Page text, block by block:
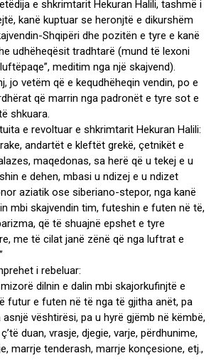
e shkrimtarit Hekuran Halili, tashmë i
kanë kuptuar se heronjtë e dikurshëm
Shqipëri dhe pozitën e tyre e kanë
udhëheqësit tradhtarë (mund të lexoni
meditim nga një skajvend).
jo vetëm që e kequdhëheqin vendin, po e
që marrin nga padronët e tyre sot e
shkuara.
e revoltuar e shkrimtarit Hekuran Halili:
andartët e kleftët grekë, çetnikët e
maqedonas, sa herë që u tekej e u
e dehen, mbasi u ndizej e u ndizet
aziatik ose siberiano-stepor, nga kanë
mbi skajvendin tim, futeshin e futen në të,
që të shuajnë epshet e tyre
me të cilat janë zënë që nga luftrat e
i rebeluar:
dilnin e dalin mbi skajorkufinjtë e
futur e futen në të nga të gjitha anët, pa
vështirësi, pa u hyrë gjëmb në këmbë,
duan, vrasje, djegie, varje, përdhunime,
marrje tenderash, marrje konçesione, etj.,